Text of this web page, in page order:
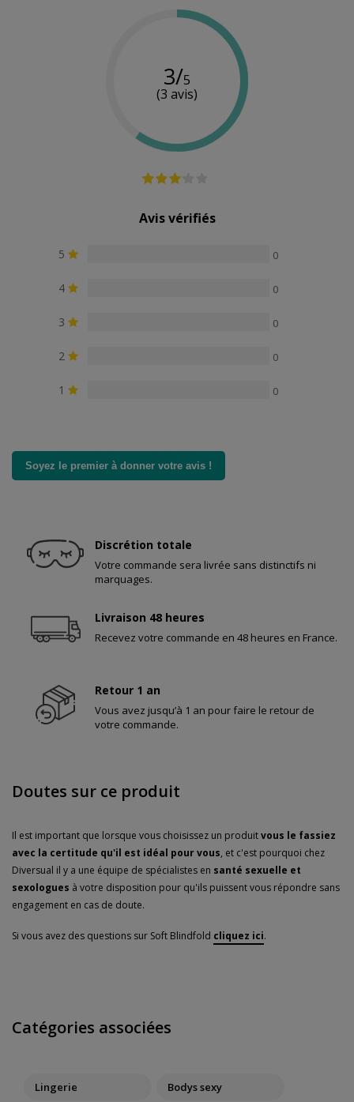
3/5
(3 avis)
Avis vérifiés
5 0
4 0
3 0
2 0
1 0
Soyez le premier à donner votre avis !
Discrétion totale
Votre commande sera livrée sans distinctifs ni
marquages.
Livraison 48 heures
Recevez votre commande en 48 heures en France.
Retour 1 an
Vous avez jusqu’à 1 an pour faire le retour de
votre commande.
Doutes sur ce produit
Il est important que lorsque vous choisissez un produitvous le fassiez
avec la certitude qu'il est idéal pour vous, et c'est pourquoi chez
Diversual il y a une équipe de spécialistes en santé sexuelle et
sexologues à votre disposition pour qu'ils puissent vous répondre sans
engagement en cas de doute.
Si vous avez des questions sur Soft Blindfold cliquez ici.
Catégories associées
Lingerie Bodys sexy